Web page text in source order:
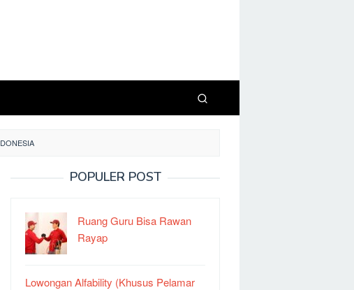
POPULER POST
Ruang Guru Bisa Rawan
Rayap
Lowongan Alfability (Khusus Pelamar